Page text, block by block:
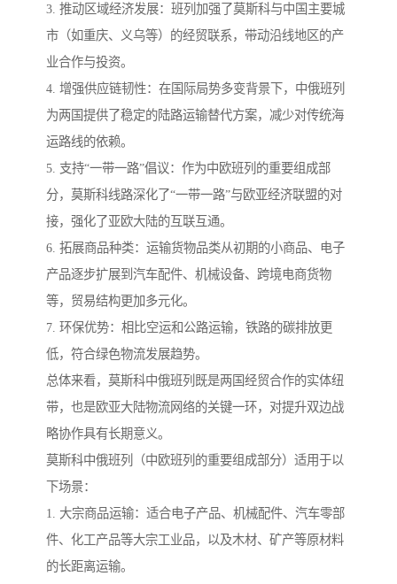
3. 推动区域经济发展：班列加强了莫斯科与中国主要城
市（如重庆、义乌等）的经贸联系，带动沿线地区的产
业合作与投资。
4. 增强供应链韧性：在国际局势多变背景下，中俄班列
为两国提供了稳定的陆路运输替代方案，减少对传统海
运路线的依赖。
5. 支持“一带一路”倡议：作为中欧班列的重要组成部
分，莫斯科线路深化了“一带一路”与欧亚经济联盟的对
接，强化了亚欧大陆的互联互通。
6. 拓展商品种类：运输货物品类从初期的小商品、电子
产品逐步扩展到汽车配件、机械设备、跨境电商货物
等，贸易结构更加多元化。
7. 环保优势：相比空运和公路运输，铁路的碳排放更
低，符合绿色物流发展趋势。
总体来看，莫斯科中俄班列既是两国经贸合作的实体纽
带，也是欧亚大陆物流网络的关键一环，对提升双边战
略协作具有长期意义。
莫斯科中俄班列（中欧班列的重要组成部分）适用于以
下场景：
1. 大宗商品运输：适合电子产品、机械配件、汽车零部
件、化工产品等大宗工业品，以及木材、矿产等原材料
的长距离运输。